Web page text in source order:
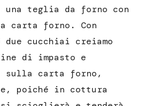
una teglia da forno con
carta forno. Con
cucchiai creiamo
di impasto e
sulla carta forno,
poiché in cottura